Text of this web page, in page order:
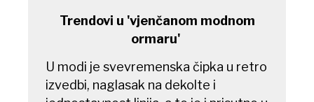
Trendovi u 'vjenčanom modnom
ormaru'
U modi je svevremenska čipka u retro
izvedbi, naglasak na dekolte i